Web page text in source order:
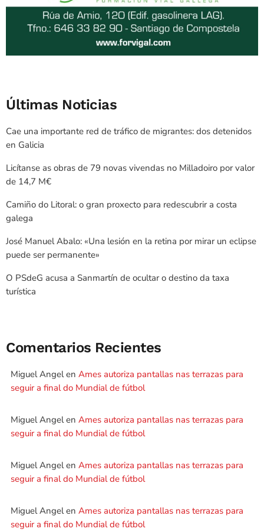
Últimas Noticias
Cae una importante red de tráfico de migrantes: dos detenidos
en Galicia
Licítanse as obras de 79 novas vivendas no Milladoiro por valor
de 14,7 M€
Camiño do Litoral: o gran proxecto para redescubrir a costa
galega
José Manuel Abalo: «Una lesión en la retina por mirar un eclipse
puede ser permanente»
O PSdeG acusa a Sanmartín de ocultar o destino da taxa
turística
Comentarios Recientes
Miguel Angelen Ames autoriza pantallas nas terrazas para
seguir a final do Mundial de fútbol
Miguel Angelen Ames autoriza pantallas nas terrazas para
seguir a final do Mundial de fútbol
Miguel Angelen Ames autoriza pantallas nas terrazas para
seguir a final do Mundial de fútbol
Miguel Angelen Ames autoriza pantallas nas terrazas para
seguir a final do Mundial de fútbol